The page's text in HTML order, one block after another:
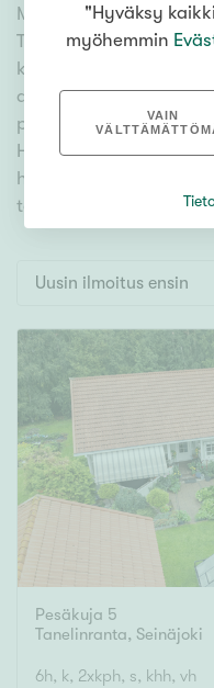
Kerros-/luhtitalo
Rivitalo/paritalo
Omakoti-/erillistalo
Maa- tai metsätila
Vapaa-ajan asunto
Autotalli
Hinta
000
Pinta-ala
Asuinpinta-ala
Meiltä löydät
Tanelinranta, oli
kohteiden ja satojen
auttaa sinua kenties
päätöksessä. Katso
Hyllykallio
hakutyökaluamme,
toiveidesi mukaisen
Uusin ilmoitus ensin
Pesäkuja 5
Tanelinranta, Seinäjoki
6h, k, 2xkph, s, khh, vh
"Hyväksy
myöhemmin
VAIN